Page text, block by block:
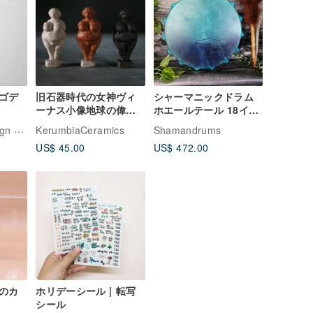
デ
旧石器時代の女神ヴィ
ーナス小像地球の偉大
な母ヴィーナスウィレ
ンドルフ像
KerumbiaCeramics
US$ 45.00
シャーマニックドラム
ホエールテール 18イン
チ 46cm、シャーマン
ドラム、ブルードラム
Shamandrums
US$ 472.00
カ
ホリデーシール | 転写
シール